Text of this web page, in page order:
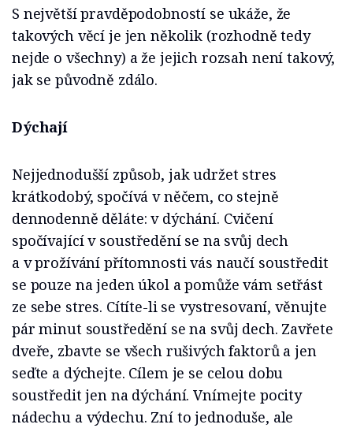
S největší pravděpodobností se ukáže, že
takových věcí je jen několik (rozhodně tedy
nejde o všechny) a že jejich rozsah není takový,
jak se původně zdálo.
Dýchají
Nejjednodušší způsob, jak udržet stres
krátkodobý, spočívá v něčem, co stejně
dennodenně děláte: v dýchání. Cvičení
spočívající v soustředění se na svůj dech
a v prožívání přítomnosti vás naučí soustředit
se pouze na jeden úkol a pomůže vám setřást
ze sebe stres. Cítíte-li se vystresovaní, věnujte
pár minut soustředění se na svůj dech. Zavřete
dveře, zbavte se všech rušivých faktorů a jen
seďte a dýchejte. Cílem je se celou dobu
soustředit jen na dýchání. Vnímejte pocity
nádechu a výdechu. Zní to jednoduše, ale